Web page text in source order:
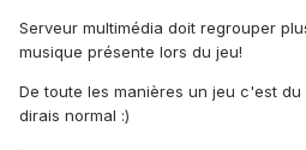
Serveur multimédia doit regrouper
musique présente lors du jeu!
De toute les manières un jeu c'est
dirais normal :)